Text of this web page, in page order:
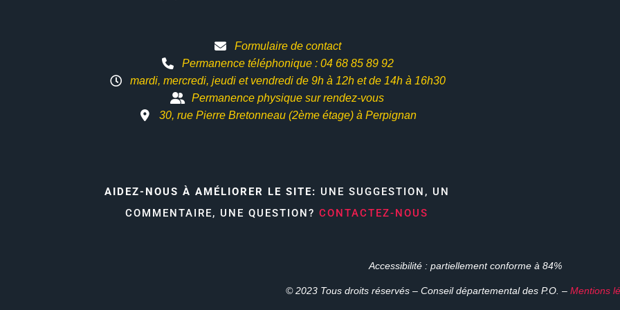
Formulaire de contact
Permanence téléphonique : 04 68 85 89 92
mardi, mercredi, jeudi et vendredi de 9h à 12h etde 14h à 16h30
Permanence physique sur rendez-vous
30, rue Pierre Bretonneau (2ème étage) à Perpignan
AIDEZ-NOUS À AMÉLIORER LE SITE: UNE SUGGESTION, UN
COMMENTAIRE, UNE QUESTION? CONTACTEZ-NOUS
Accessibilité : partiellement conforme à 84%
© 2023 Tous droits réservés – Conseil départemental des P.O. – Mentions